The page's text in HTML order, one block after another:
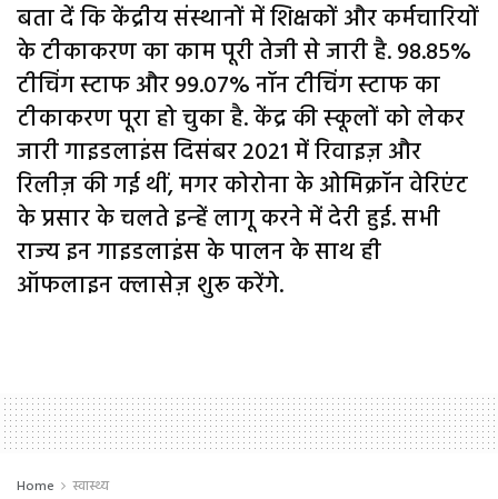
बता दें कि केंद्रीय संस्थानों में शिक्षकों और कर्मचारियों
के टीकाकरण का काम पूरी तेजी से जारी है. 98.85%
टीचिंग स्टाफ और 99.07% नॉन टीचिंग स्टाफ का
टीकाकरण पूरा हो चुका है. केंद्र की स्‍कूलों को लेकर
जारी गाइडलाइंस दिसंबर 2021 में रिवाइज़ और
रिलीज़ की गई थीं, मगर कोरोना के ओमिक्रॉन वेरिएंट
के प्रसार के चलते इन्‍हें लागू करने में देरी हुई. सभी
राज्‍य इन गाइडलाइंस के पालन के साथ ही
ऑफलाइन क्‍लासेज़ शुरू करेंगे.
Home स्वास्थ्य